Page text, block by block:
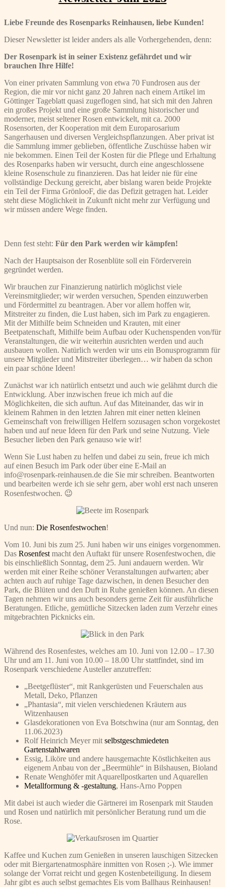
Liebe Freunde des Rosenparks Reinhausen, liebe Kunden!
Dieser Newsletter ist leider anders als alle Vorhergehenden, denn:
Der Rosenpark ist in seiner Existenz gefährdet und wir
brauchen Ihre Hilfe!
Von einer privaten Sammlung von etwa 70 Fundrosen aus der
Region, die mir vor nicht ganz 20 Jahren nach einem Artikel im
Göttinger Tageblatt quasi zugeflogen sind, hat sich mit den Jahren
ein großes Projekt und eine große Sammlung historischer und
moderner, meist seltener Rosen entwickelt, mit ca. 2000
Rosensorten, der Kooperation mit dem Europarosarium
Sangerhausen und diversen Vergleichspflanzungen. Aber privat ist
die Sammlung immer geblieben, öffentliche Zuschüsse haben wir
nie bekommen. Einen Teil der Kosten für die Pflege und Erhaltung
des Rosenparks haben wir versucht, durch eine angeschlossene
kleine Rosenschule zu finanzieren. Das hat leider nie für eine
vollständige Deckung gereicht, aber bislang waren beide Projekte
ein Teil der Firma GrönlooF, die das Defizit getragen hat. Leider
steht diese Möglichkeit in Zukunft nicht mehr zur Verfügung und
wir müssen andere Wege finden.
Denn fest steht: Für den Park werden wir kämpfen!
Nach der Hauptsaison der Rosenblüte soll ein Förderverein
gegründet werden.
Wir brauchen zur Finanzierung natürlich möglichst viele
Vereinsmitglieder; wir werden versuchen, Spenden einzuwerben
und Fördermittel zu beantragen. Aber vor allem hoffen wir,
Mitstreiter zu finden, die Lust haben, sich im Park zu engagieren.
Mit der Mithilfe beim Schneiden und Krauten, mit einer
Beetpatenschaft, Mithilfe beim Aufbau oder Kuchenspenden von/für
Veranstaltungen, die wir weiterhin ausrichten werden und auch
ausbauen wollen. Natürlich werden wir uns ein Bonusprogramm für
unsere Mitglieder und Mitstreiter überlegen… wir haben da schon
ein paar schöne Ideen!
Zunächst war ich natürlich entsetzt und auch wie gelähmt durch die
Entwicklung. Aber inzwischen freue ich mich auf die
Möglichkeiten, die sich auftun. Auf das Miteinander, das wir in
kleinem Rahmen in den letzten Jahren mit einer netten kleinen
Gemeinschaft von freiwilligen Helfern sozusagen schon vorgekostet
haben und auf neue Ideen für den Park und seine Nutzung. Viele
Besucher lieben den Park genauso wie wir!
Wenn Sie Lust haben zu helfen und dabei zu sein, freue ich mich
auf einen Besuch im Park oder über eine E-Mail an
info@rosenpark-reinhausen.de die Sie mir schreiben. Beantworten
und bearbeiten werde ich sie sehr gern, aber wohl erst nach unseren
Rosenfestwochen. 😉
Und nun: Die Rosenfestwochen!
Vom 10. Juni bis zum 25. Juni haben wir uns einiges vorgenommen.
Das Rosenfest macht den Auftakt für unsere Rosenfestwochen, die
bis einschließlich Sonntag, dem 25. Juni andauern werden. Wir
werden mit einer Reihe schöner Veranstaltungen aufwarten; aber
achten auch auf ruhige Tage dazwischen, in denen Besucher den
Park, die Blüten und den Duft in Ruhe genießen können. An diesen
Tagen nehmen wir uns auch besonders gerne Zeit für ausführliche
Beratungen. Etliche, gemütliche Sitzecken laden zum Verzehr eines
mitgebrachten Picknicks ein.
Während des Rosenfestes, welches am 10. Juni von 12.00 – 17.30
Uhr und am 11. Juni von 10.00 – 18.00 Uhr stattfindet, sind im
Rosenpark verschiedene Austeller anzutreffen:
„Beetgeflüster“, mit Rankgerüsten und Feuerschalen aus
Metall, Deko, Pflanzen
„Phantasia“, mit vielen verschiedenen Kräutern aus
Witzenhausen
Glasdekorationen von Eva Botschwina (nur am Sonntag, den
11.06.2023)
Rolf Heinrich Meyer mit selbstgeschmiedeten
Gartenstahlwaren
Essig, Liköre und andere hausgemachte Köstlichkeiten aus
eigenem Anbau von der „Beermühle“ in Bilshausen, Bioland
Renate Wenghöfer mit Aquarellpostkarten und Aquarellen
Metallformung & -gestaltung, Hans-Arno Poppen
Mit dabei ist auch wieder die Gärtnerei im Rosenpark mit Stauden
und Rosen und natürlich mit persönlicher Beratung rund um die
Rose.
Kaffee und Kuchen zum Genießen in unseren lauschigen Sitzecken
oder mit Biergartenatmosphäre inmitten von Rosen ;-). Wie immer
solange der Vorrat reicht und gegen Kostenbeteiligung. In diesem
Jahr gibt es auch selbst gemachtes Eis vom Ballhaus Reinhausen!